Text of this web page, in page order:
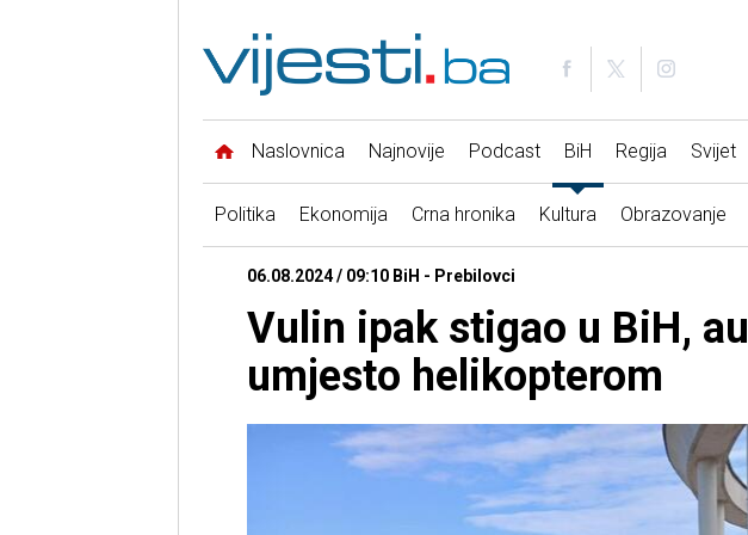
Naslovnica Najnovije Podcast BiH Regija Svijet
Politika Ekonomija Crna hronika Kultura Obrazovanje
06.08.2024 / 09:10 BiH - Prebilovci
Vulin ipak stigao u BiH,
umjesto helikopterom